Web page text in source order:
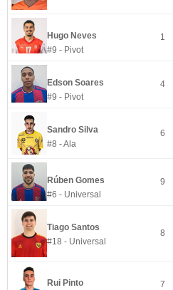
Hugo Neves
#9 - Pivot
1
Edson Soares
#9 - Pivot
4
Sandro Silva
#8 - Ala
6
Rúben Gomes
#6 - Universal
9
Tiago Santos
#18 - Universal
8
Rui Pinto
7